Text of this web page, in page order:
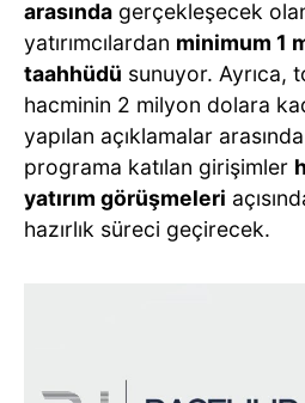
arasında gerçekleşecek
yatırımcılardan minimum 1
taahhüdü sunuyor. Ayrıca,
hacminin 2 milyon dolara
yapılan açıklamalar
programa katılan girişimler
yatırım görüşmeleri
hazırlık süreci geçirecek.